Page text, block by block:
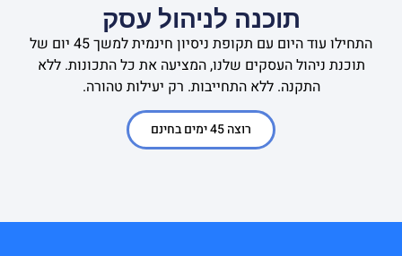
תוכנה לניהול עסק
התחילו עוד היום עם תקופת ניסיון חינמית למשך 45 יום של
תוכנת ניהול העסקים שלנו, המציעה את כל התכונות. ללא
התקנה. ללא התחייבות. רק יעילות טהורה.
רוצה 45 ימים בחינם